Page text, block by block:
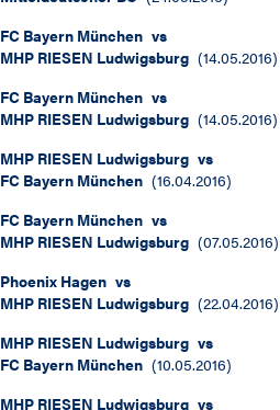
FC Bayern München vs
MHP RIESEN Ludwigsburg (14.05.2016)
FC Bayern München vs
MHP RIESEN Ludwigsburg (14.05.2016)
MHP RIESEN Ludwigsburg vs
FC Bayern München (16.04.2016)
FC Bayern München vs
MHP RIESEN Ludwigsburg (07.05.2016)
Phoenix Hagen vs
MHP RIESEN Ludwigsburg (22.04.2016)
MHP RIESEN Ludwigsburg vs
FC Bayern München (10.05.2016)
MHP RIESEN Ludwigsburg vs